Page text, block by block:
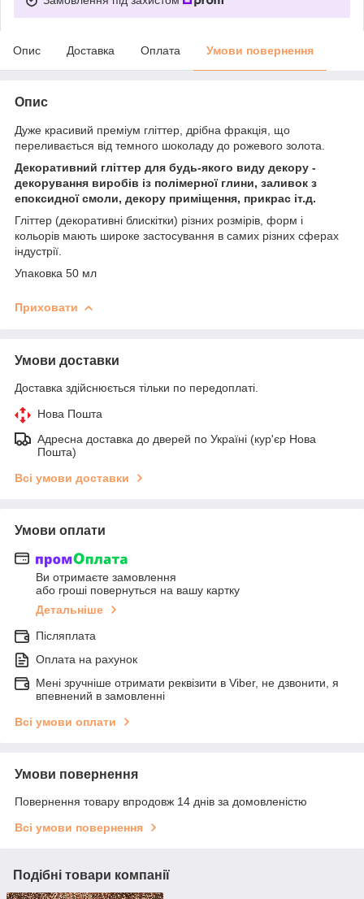
Опис Доставка Оплата Умови повернення
Опис
Дуже красивий преміум гліттер, дрібна фракція, що
переливається від темного шоколаду до рожевого золота.
Декоративний гліттер для будь-якого виду декору -
декорування виробів із полімерної глини, заливок з
епоксидної смоли, декору приміщення, прикрас іт.д.
Гліттер (декоративні блискітки) різних розмірів, форм і
кольорів мають широке застосування в самих різних сферах
індустрії.
Упаковка 50 мл
Приховати
Умови доставки
Доставка здійснюється тільки по передоплаті.
Нова Пошта
Адресна доставка до дверей по Україні (кур'єр Нова
Пошта)
Всі умови доставки
Умови оплати
Ви отримаєте замовлення
або гроші повернуться на вашу картку
Детальніше
Післяплата
Оплата на рахунок
Мені зручніше отримати реквізити в Viber, не дзвонити, я
впевнений в замовленні
Всі умови оплати
Умови повернення
Повернення товару впродовж 14 днів за домовленістю
Всі умови повернення
Подібні товари компанії